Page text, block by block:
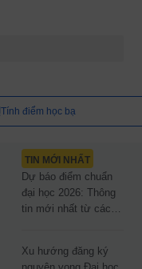
Tính điểm học bạ
TIN MỚI NHẤT
Dự báo điểm chuẩn
đại học 2026: Thông
tin mới nhất từ các
Xu hướng đăng ký